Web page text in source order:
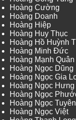
Hoàng Cường
Hoàng Doanh
Hoàng Hiệp
Hoàng Huy Thục
Hoàng Hồ Huỳnh
Hoàng Minh Đức
Hoàng Mạnh Quân
Hoàng Ngọc Dũng
Hoàng Ngọc Gia
Hoàng Ngọc Hưng
Hoàng Ngọc
Hoàng Ngọc Tuyên
Hoàng Ngọc Việt